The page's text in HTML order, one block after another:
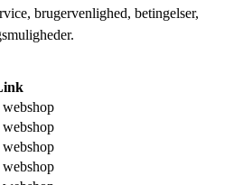
brugervenlighed, betingelser,